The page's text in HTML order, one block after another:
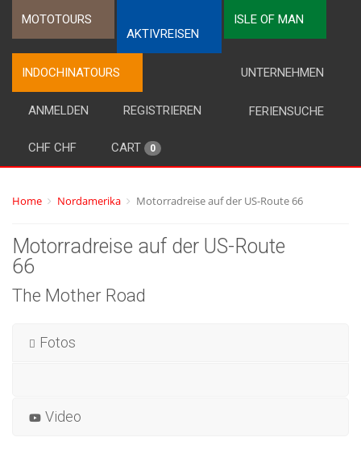
MOTOTOURS
AKTIVREISEN
ISLE OF MAN
INDOCHINATOURS UNTERNEHMEN
FERIENSUCHE
ANMELDEN REGISTRIEREN
CHF CHF CART 0
Home Nordamerika Motorradreise auf der US-Route 66
Motorradreise auf der US-Route
66
The Mother Road
Fotos
Video